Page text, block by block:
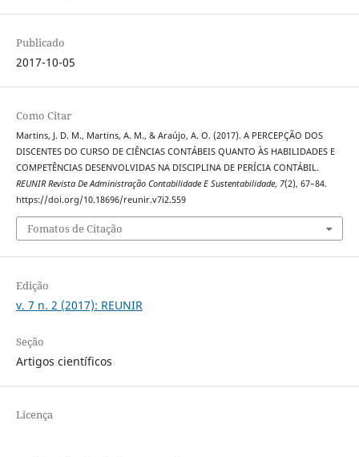
Publicado
2017-10-05
Como Citar
Martins, J. D. M., Martins, A. M., & Araújo, A. O. (2017). A PERCEPÇÃO DOS
DISCENTES DO CURSO DE CIÊNCIAS CONTÁBEIS QUANTO ÀS HABILIDADES E
COMPETÊNCIAS DESENVOLVIDAS NA DISCIPLINA DE PERÍCIA CONTÁBIL.
REUNIR Revista De Administração Contabilidade E Sustentabilidade, 7(2), 67–84.
https://doi.org/10.18696/reunir.v7i2.559
Fomatos de Citação
Edição
v. 7 n. 2 (2017): REUNIR
Seção
Artigos científicos
Licença